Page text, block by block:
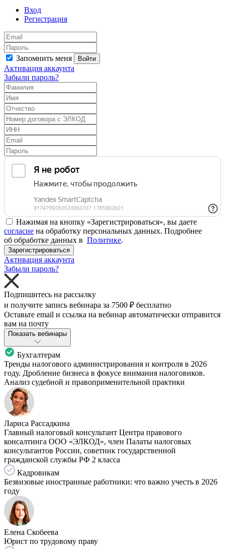
Вход
Регистрация
Запомнить меня Войти
Активация аккаунта
Забыли пароль?
Нажимая на кнопку «Зарегистрироваться», вы даете
согласие на обработку персональных данных. Подробнее
об обработке данных в Политике.
Зарегистрироваться
Активация аккаунта
Забыли пароль?
Подпишитесь на рассылку
и получите запись вебинара за 7500 ₽ бесплатно
Оставьте email и ссылка на вебинар автоматически отправится
вам на почту
Показать вебинары
Бухгалтерам
Тренды налогового администрирования и контроля в 2026
году. Дробление бизнеса в фокусе внимания налоговиков.
Анализ судебной и правоприменительной практики
Лариса Рассадкина
Главный налоговый консультант Центра правового
консалтинга ООО «ЭЛКОД», член Палаты налоговых
консультантов России, советник государственной
гражданской службы РФ 2 класса
Кадровикам
Безвизовые иностранные работники: что важно учесть в 2026
году
Елена Скобеева
Юрист по трудовому праву